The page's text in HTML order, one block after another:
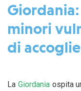
minori
di
La Giordaniaospita